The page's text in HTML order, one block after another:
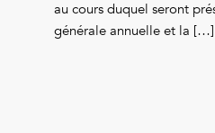
au cours duquel seront
générale annuelle et la […]